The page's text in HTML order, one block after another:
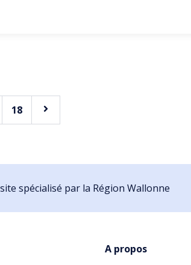
18
spécialisé par la Région Wallonne
A propos